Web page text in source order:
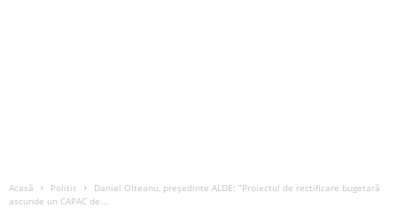
Acasă Politic
Daniel Olteanu, președinte ALDE: ”Proiectul de rectificare bugetară
ascunde un CAPAC de...